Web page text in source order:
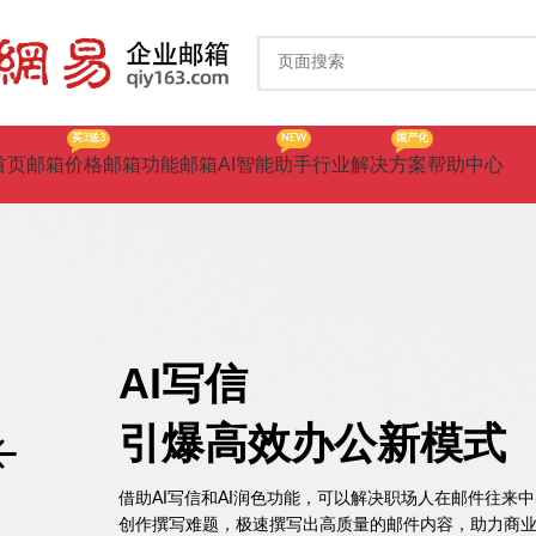
页邮箱价格
买3送3
邮箱功能邮箱AI智能助手
NEW
行业解决方案
国产化
帮助中心
AI写信
引爆高效办公新模式
借助AI写信和AI润色功能，可以解决职场人在邮件往来
创作撰写难题，极速撰写出高质量的邮件内容，助力商